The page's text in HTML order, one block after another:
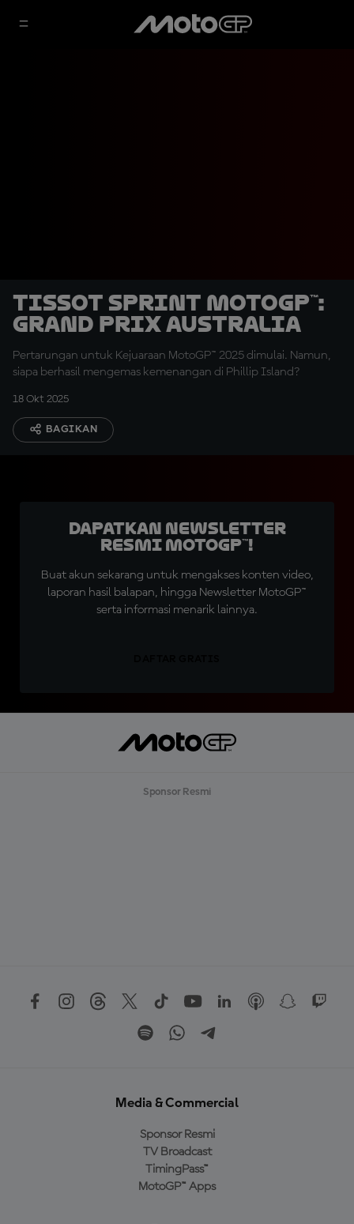
Tissot Sprint MotoGP™:
Grand Prix Australia
Pertarungan untuk Kejuaraan MotoGP™ 2025 dimulai. Namun,
siapa berhasil mengemas kemenangan di Phillip Island?
18 Okt 2025
BAGIKAN
Dapatkan Newsletter
Resmi MotoGP™!
Buat akun sekarang untuk mengakses konten video,
laporan hasil balapan, hingga Newsletter MotoGP™
serta informasi menarik lainnya.
Sponsor Resmi
Media & Commercial
Sponsor Resmi
TV Broadcast
TimingPass™
MotoGP™ Apps